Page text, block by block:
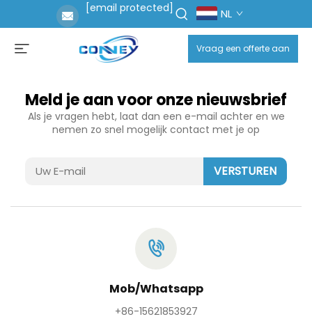
[email protected] NL
Vraag een offerte aan
Meld je aan voor onze nieuwsbrief
Als je vragen hebt, laat dan een e-mail achter en we
nemen zo snel mogelijk contact met je op
VERSTUREN
Mob/Whatsapp
+86-15621853927